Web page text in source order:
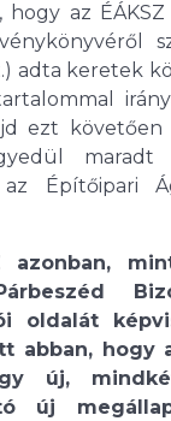
hogy az
adta keretek
ezt
maradt
Építőipari
azonban,
oldalát
abban, hogy
új,
új